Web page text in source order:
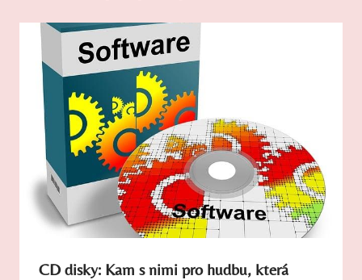
CD disky: Kam s nimi pro hudbu, která